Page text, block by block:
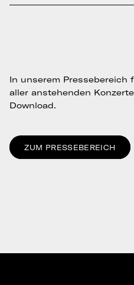
In unserem
aller anstehenden
Download.
ZUM PRESSEBEREICH